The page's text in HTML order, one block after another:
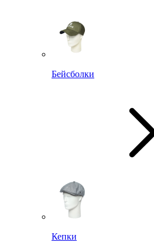
Бейсболки
Кепки